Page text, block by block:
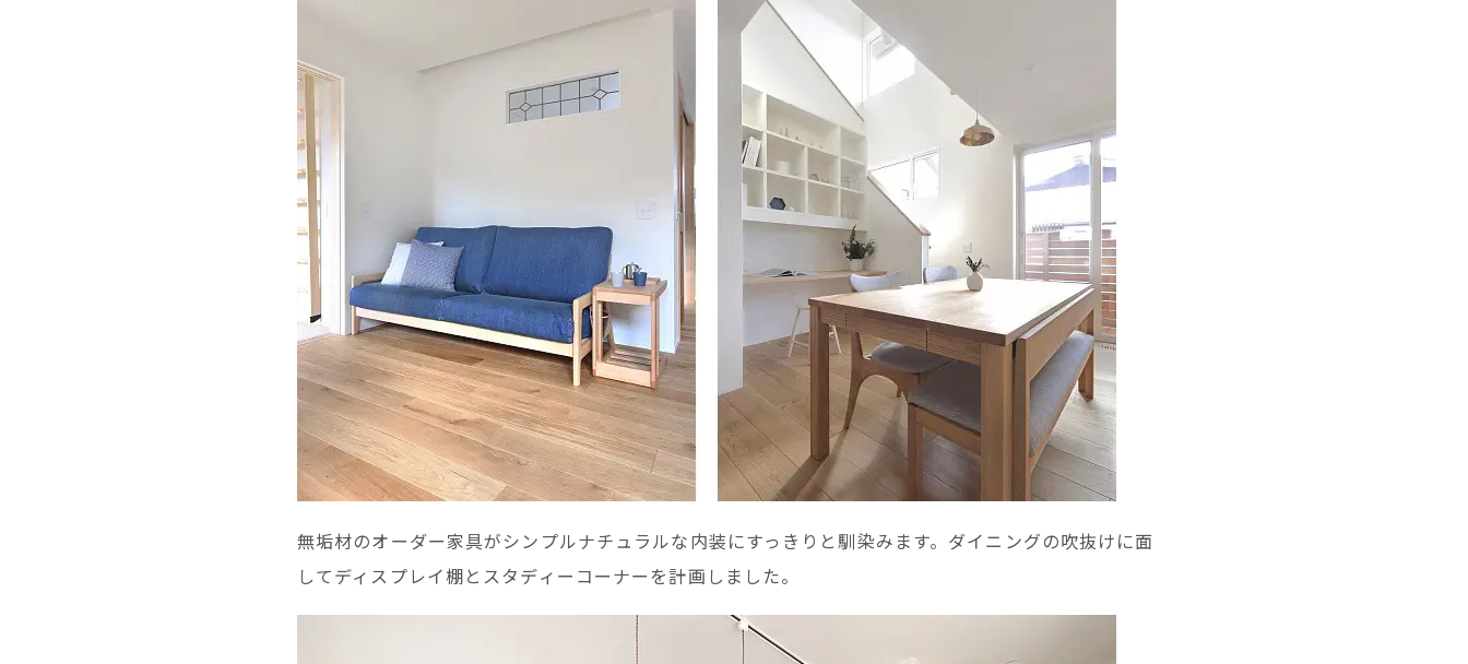
無垢材のオーダー家具がシンプルナチュラルな内装にすっきりと馴染みます。ダイニングの吹抜けに面
してディスプレイ棚とスタディーコーナーを計画しました。